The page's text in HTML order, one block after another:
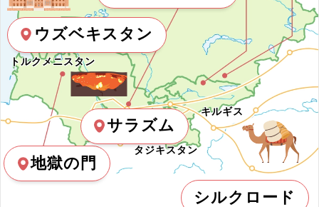
ウズベキスタン
地獄の門
サラズム
シルクロード
トルクメニスタン
キルギス
タジキスタン